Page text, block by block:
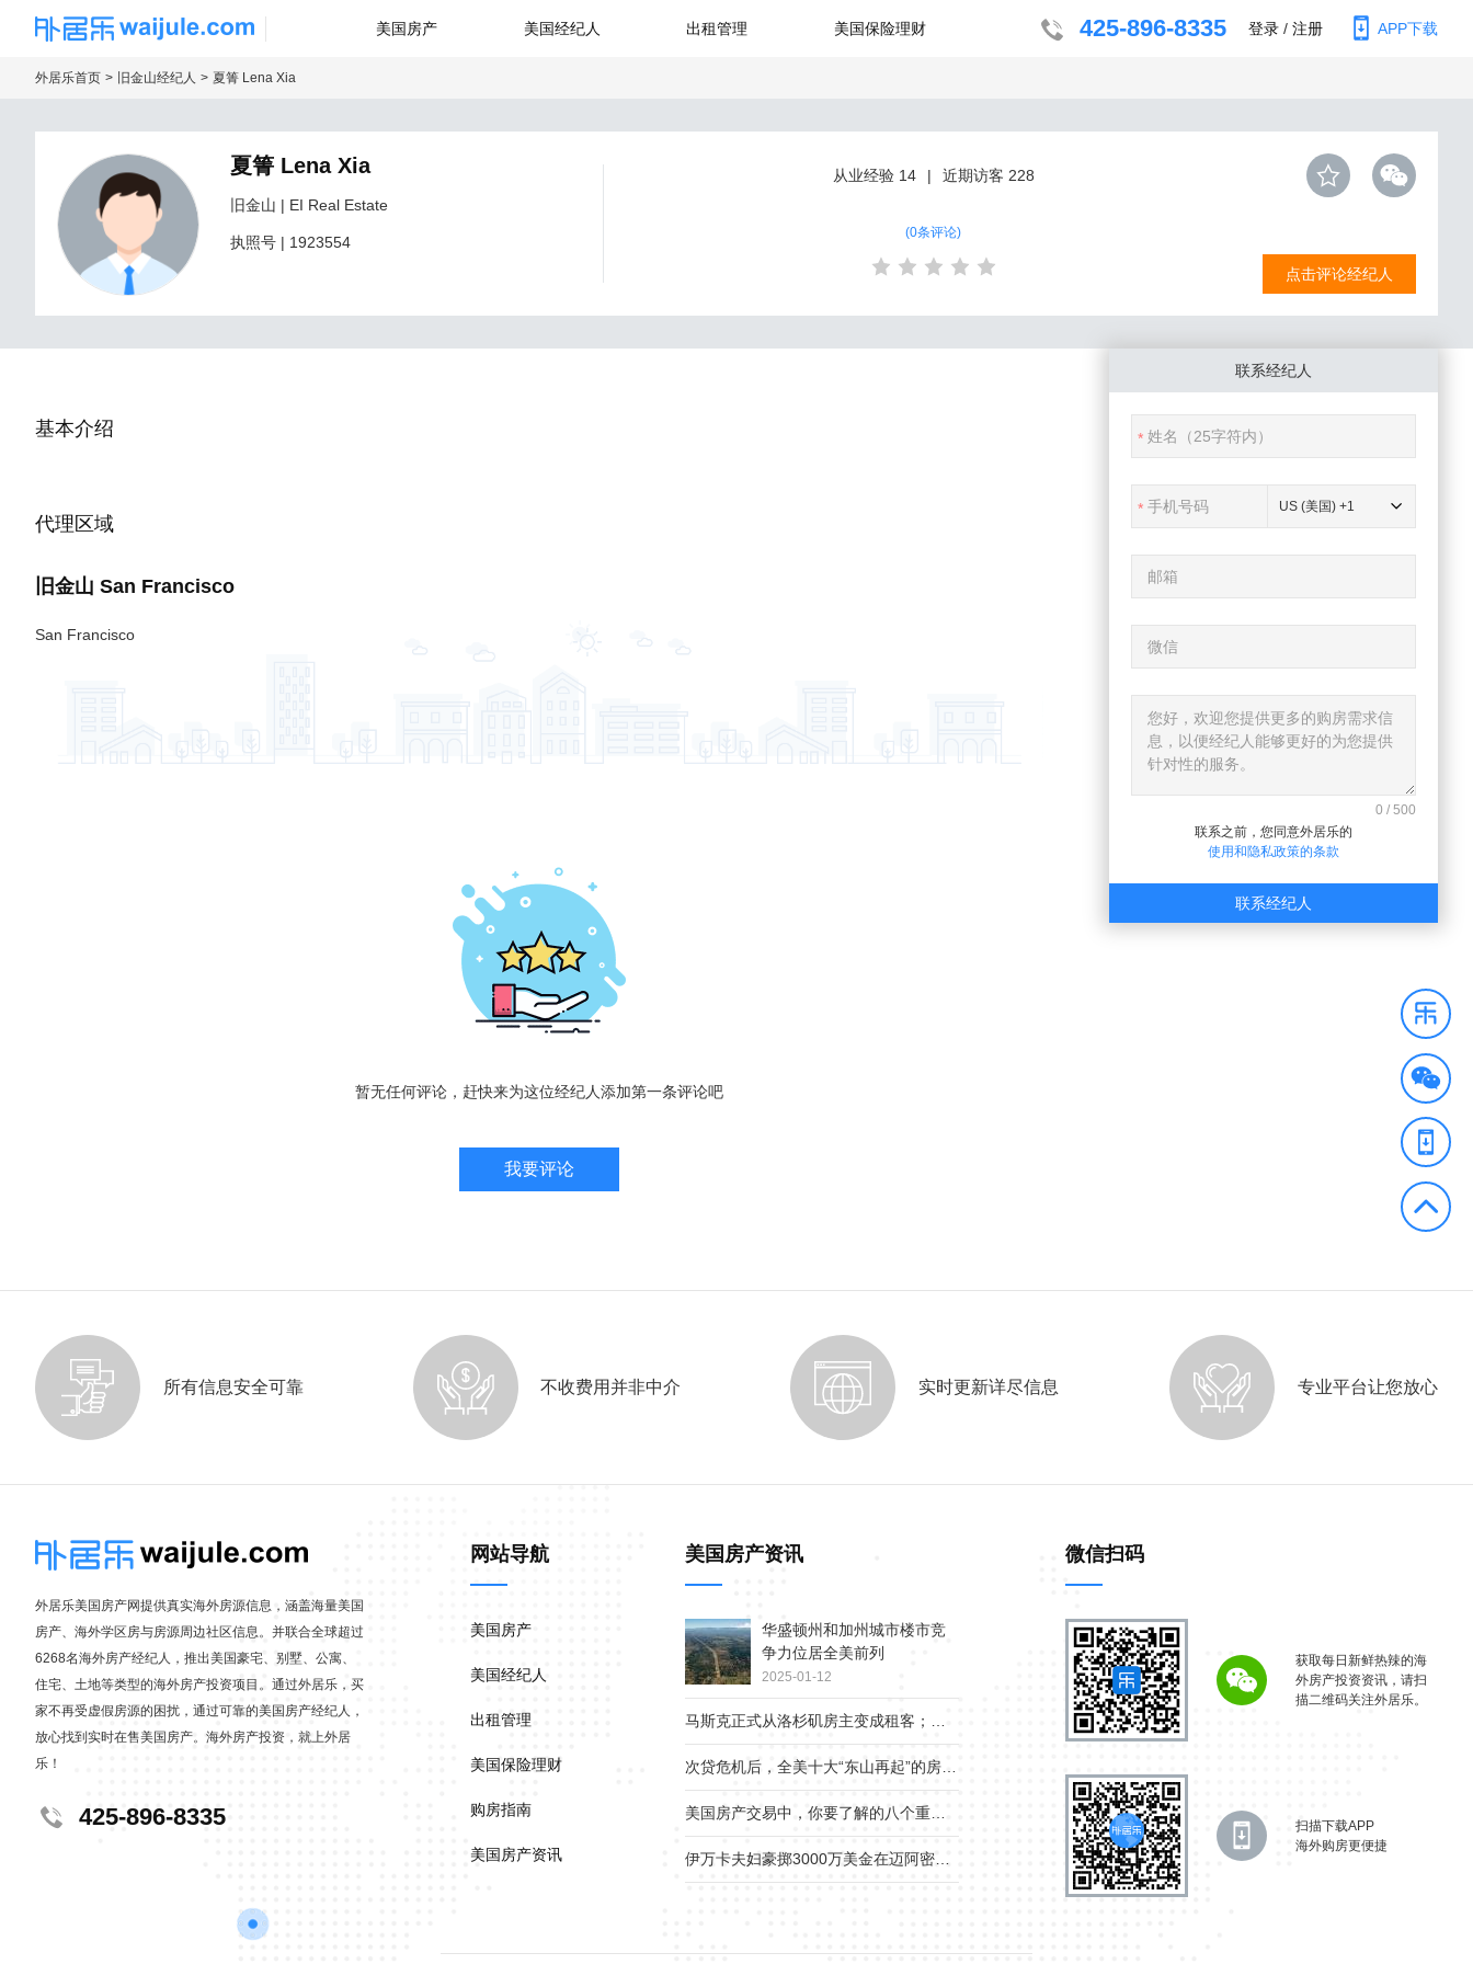
海外房产信息平台
美国房产 美国经纪人 出租管理 美国保险理财 425-896-8335 登录 / 注册 APP下载
外居乐首页 旧金山经纪人 夏箐 Lena Xia
夏箐 Lena Xia
旧金山 | EI Real Estate
执照号 | 1923554
从业经验 14 近期访客 228
(0条评论)
点击评论经纪人
基本介绍
代理区域
旧金山 San Francisco
San Francisco
暂无任何评论，赶快来为这位经纪人添加第一条评论吧
我要评论
联系经纪人
US (美国) +1
0 / 500
联系之前，您同意外居乐的
使用和隐私政策的条款
联系经纪人
所有信息安全可靠 不收费用并非中介 实时更新详尽信息 专业平台让您放心
外居乐美国房产网提供真实海外房源信息，涵盖海量美国
房产、海外学区房与房源周边社区信息。并联合全球超过
6268名海外房产经纪人，推出美国豪宅、别墅、公寓、
住宅、土地等类型的海外房产投资项目。通过外居乐，买
家不再受虚假房源的困扰，通过可靠的美国房产经纪人，
放心找到实时在售美国房产。海外房产投资，就上外居
乐！
425-896-8335
网站导航
美国房产
美国经纪人
出租管理
美国保险理财
购房指南
美国房产资讯
美国房产资讯
华盛顿州和加州城市楼市竞
争力位居全美前列
2025-01-12
微信扫码
获取每日新鲜热辣的海
外房产投资资讯，请扫
描二维码关注外居乐。
扫描下载APP
海外购房更便捷